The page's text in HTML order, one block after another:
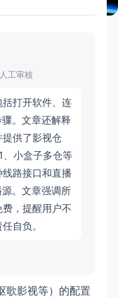
工审核
打开软件、连
。文章还解释
供了影视仓
小盒子多仓等
路接口和直播
。文章强调所
，提醒用户不
自负。
歌影视等）的配置